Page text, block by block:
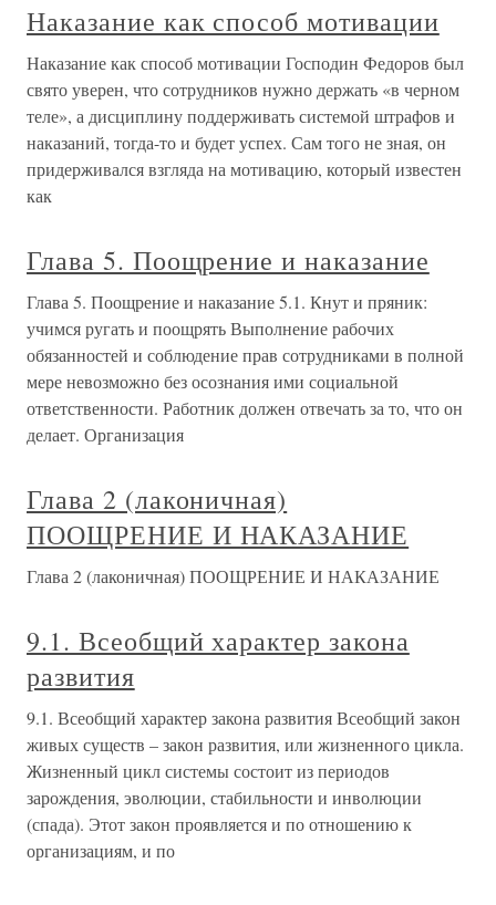
Наказание как способ мотивации
Наказание как способ мотивации Господин Федоров был
свято уверен, что сотрудников нужно держать «в черном
теле», а дисциплину поддерживать системой штрафов и
наказаний, тогда-то и будет успех. Сам того не зная, он
придерживался взгляда на мотивацию, который известен
как
Глава 5. Поощрение и наказание
Глава 5. Поощрение и наказание 5.1. Кнут и пряник:
учимся ругать и поощрять Выполнение рабочих
обязанностей и соблюдение прав сотрудниками в полной
мере невозможно без осознания ими социальной
ответственности. Работник должен отвечать за то, что он
делает. Организация
Глава 2 (лаконичная)
ПООЩРЕНИЕ И НАКАЗАНИЕ
Глава 2 (лаконичная) ПООЩРЕНИЕ И НАКАЗАНИЕ
9.1. Всеобщий характер закона
развития
9.1. Всеобщий характер закона развития Всеобщий закон
живых существ – закон развития, или жизненного цикла.
Жизненный цикл системы состоит из периодов
зарождения, эволюции, стабильности и инволюции
(спада). Этот закон проявляется и по отношению к
организациям, и по